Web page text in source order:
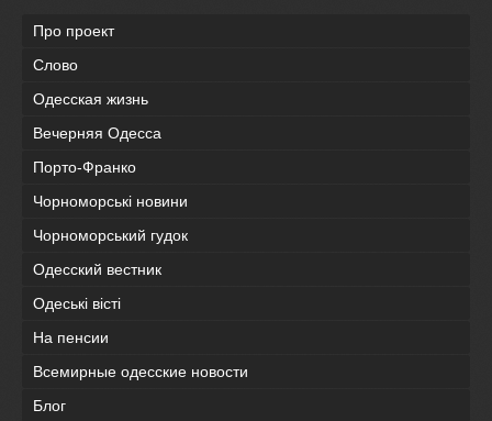
Про проект
Слово
Одесская жизнь
Вечерняя Одесса
Порто-Франко
Чорноморські новини
Чорноморський гудок
Одесский вестник
Одеськi вiстi
На пенсии
Всемирные одесские новости
Блог